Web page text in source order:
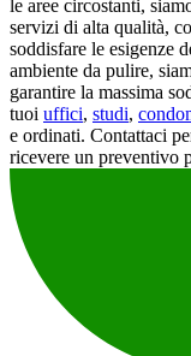
le aree circostanti,
servizi di alta qualità,
soddisfare le esigenze
ambiente da pulire,
garantire la massima
tuoi uffici, studi,
e ordinati. Contattaci
ricevere un preventivo